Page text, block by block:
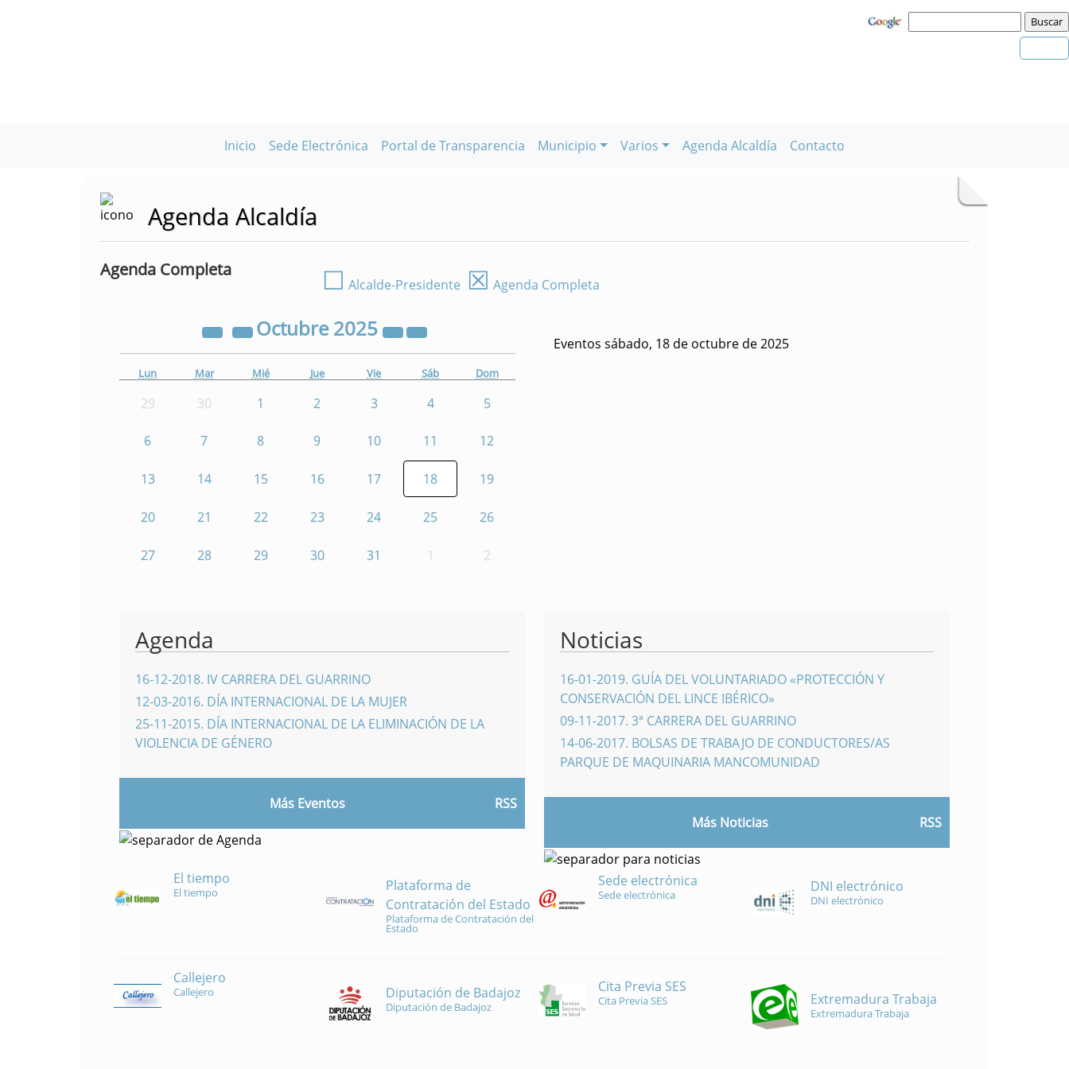
Inicio Sede Electrónica Portal de Transparencia Municipio Varios Agenda Alcaldía Contacto
Agenda Alcaldía
Agenda Completa ☐ Alcalde-Presidente ☒ Agenda Completa
Octubre2025
Lun Mar Mié Jue Vie Sáb Dom
29 30 1 2 3 4 5
6 7 8 9 10 11 12
13 14 15 16 17 18 19
20 21 22 23 24 25 26
27 28 29 30 31 1 2
Eventos sábado, 18 de octubre de 2025
Agenda
16-12-2018. IV CARRERA DEL GUARRINO
12-03-2016. DÍA INTERNACIONAL DE LA MUJER
25-11-2015. DÍA INTERNACIONAL DE LA ELIMINACIÓN DE LA
VIOLENCIA DE GÉNERO
Más Eventos RSS
Noticias
16-01-2019. GUÍA DEL VOLUNTARIADO «PROTECCIÓN Y
CONSERVACIÓN DEL LINCE IBÉRICO»
09-11-2017. 3ª CARRERA DEL GUARRINO
14-06-2017. BOLSAS DE TRABAJO DE CONDUCTORES/AS
PARQUE DE MAQUINARIA MANCOMUNIDAD
Más Noticias RSS
El tiempo
El tiempo
Plataforma de
Contratación del Estado
Plataforma de Contratación del
Estado
Sede electrónica
Sede electrónica DNI electrónico
DNI electrónico
Callejero
Callejero Diputación de Badajoz
Diputación de Badajoz
Cita Previa SES
Cita Previa SES Extremadura Trabaja
Extremadura Trabaja